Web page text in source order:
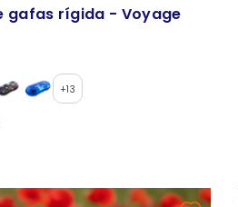
gafas rígida - Voyage
+13